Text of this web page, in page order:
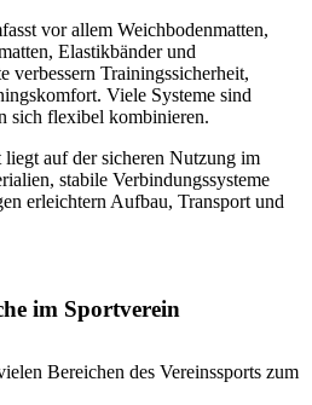
vor allem Weichbodenmatten,
Elastikbänder und
verbessern Trainingssicherheit,
Viele Systeme sind
sich flexibel kombinieren.
auf der sicheren Nutzung im
stabile Verbindungssysteme
erleichtern Aufbau, Transport und
im Sportverein
Bereichen des Vereinssports zum